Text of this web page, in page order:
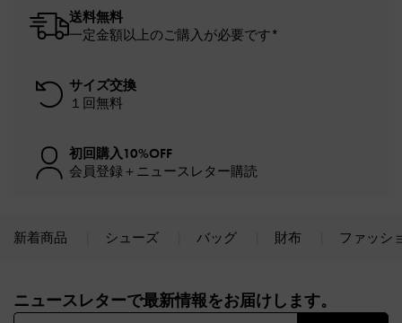
送料無料
一定金額以上のご購入が必要です*
サイズ交換
１回無料
初回購入10%OFF
会員登録＋ニュースレター購読
新着商品 シューズ バッグ 財布 ファッシ
ニュースレターで最新情報をお届けします。​